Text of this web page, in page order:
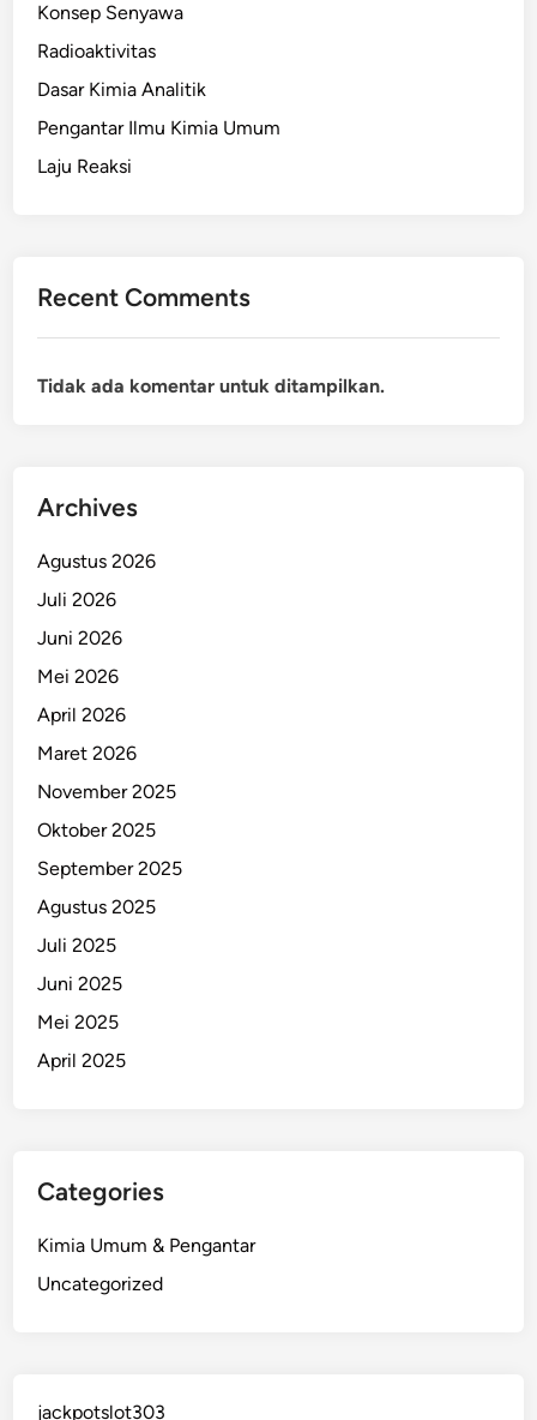
Konsep Senyawa
Radioaktivitas
Dasar Kimia Analitik
Pengantar Ilmu Kimia Umum
Laju Reaksi
Recent Comments
Tidak ada komentar untuk ditampilkan.
Archives
Agustus 2026
Juli 2026
Juni 2026
Mei 2026
April 2026
Maret 2026
November 2025
Oktober 2025
September 2025
Agustus 2025
Juli 2025
Juni 2025
Mei 2025
April 2025
Categories
Kimia Umum & Pengantar
Uncategorized
jackpotslot303